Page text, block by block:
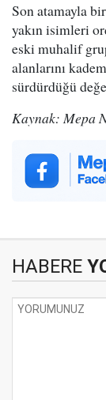
Son atamayla
yakın isimleri
eski muhalif
alanlarını
sürdürdüğü
Kaynak: Mepa
HABERE